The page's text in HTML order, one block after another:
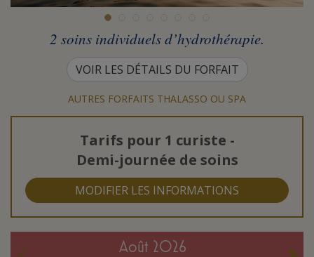
2 soins individuels d’hydrothérapie.
VOIR LES DÉTAILS DU FORFAIT
AUTRES FORFAITS THALASSO OU SPA
Tarifs pour 1 curiste -
Demi-journée de soins
MODIFIER LES INFORMATIONS
août 2026